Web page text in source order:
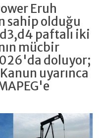
Eruh
sahip olduğu
paftalı iki
mücbir
doluyor;
uyarınca